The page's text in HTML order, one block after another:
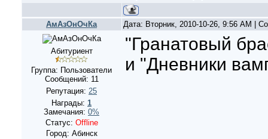
АмАзОнОчКа Дата: Вторник, 2010-10-26, 9:56 AM |
Абитуриент
Группа: Пользователи
Сообщений: 11
Репутация: 25
Награды: 1
Замечания: 0%
Статус: Offline
Город: Абинск
"Гранатовый
и "Дневники